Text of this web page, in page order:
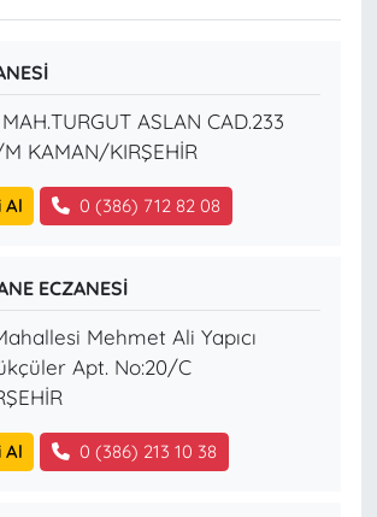
ASLAN CAD.233
KAMAN/KIRŞEHİR
Al 0 (386) 712 82 08
ECZANESİ
Mehmet Ali Yapıcı
Apt. No:20/C
Al 0 (386) 213 10 38